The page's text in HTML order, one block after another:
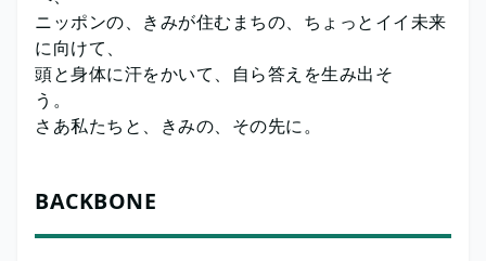
ニッポンの、きみが住むまちの、ちょっとイイ未来
に向けて、
頭と身体に汗をかいて、自ら答えを生み出そ
う。
さあ私たちと、きみの、その先に。
BACKBONE